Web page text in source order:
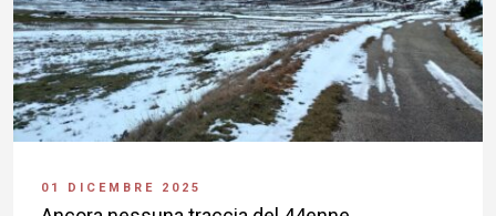
01 DICEMBRE 2025